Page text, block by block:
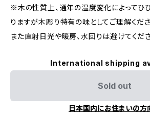
※木の性質上、通年の温度変化によってひ
りますが木彫り特有の味としてご理解くださ
また直射日光や暖房、水回りは避けてくださ
International shipping
Sold out
日本国内にお住まいの方